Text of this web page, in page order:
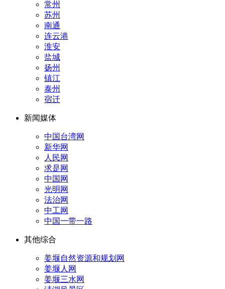
常州
苏州
南通
连云港
淮安
盐城
扬州
镇江
泰州
宿迁
新闻媒体
中国台湾网
新华网
人民网
求是网
中国网
光明网
法治网
中工网
中国一带一路
其他综合
姜堰自然资源和规划网
姜堰人网
姜堰三水网